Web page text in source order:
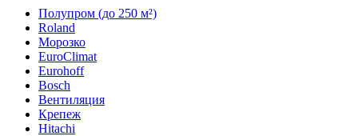
Полупром (до 250 м²)
Roland
Морозко
EuroClimat
Eurohoff
Bosch
Вентиляция
Крепеж
Hitachi